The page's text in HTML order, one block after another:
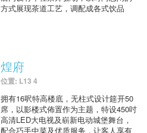
方式展现茶道工艺，调配成各式饮品
煌府
位置: L13 4
拥有16呎特高楼底，无柱式设计筵开50
席，以影楼式佈置作为主题，特设450吋
高清LED大电视及崭新电动城堡舞台，
配合巧手中菜及优质服务，让客人享有